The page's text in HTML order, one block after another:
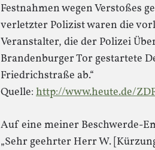
Festnahmen wegen Verstoßes
verletzter Polizist waren die
Veranstalter, die der Polizei
Brandenburger Tor gestartete
Friedrichstraße ab.“
Quelle: http://www.heute.de/
Auf eine meiner Beschwerde-
„Sehr geehrter Herr W.